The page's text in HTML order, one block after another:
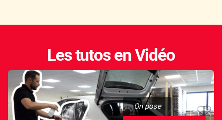
Jaguar
Jeep
Jetour
Les tutos en Vidéo
On pose